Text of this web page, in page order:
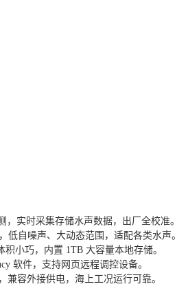
实时采集存储水声数据，出厂全校准。
低自噪声、大动态范围，适配各类水声。
小巧，内置 1TB 大容量本地存储。
软件，支持网页远程调控设备。
容外接供电，海上工况运行可靠。